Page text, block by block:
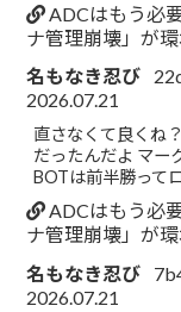
ADCはもう必
ナ管理崩壊」が
名もなき忍び
2026.07.21
直さなくて良くね
だったんだよ マー
BOTは前半勝って
ADCはもう必
ナ管理崩壊」が
名もなき忍び
2026.07.21